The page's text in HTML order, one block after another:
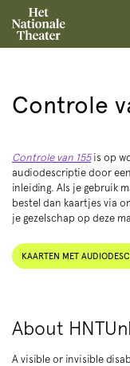
Controle
Controle van 155is op
audiodescriptie door
inleiding. Als je gebruik
bestel dan kaartjes via
je gezelschap op deze
KAARTEN MET
About
A visible or invisible